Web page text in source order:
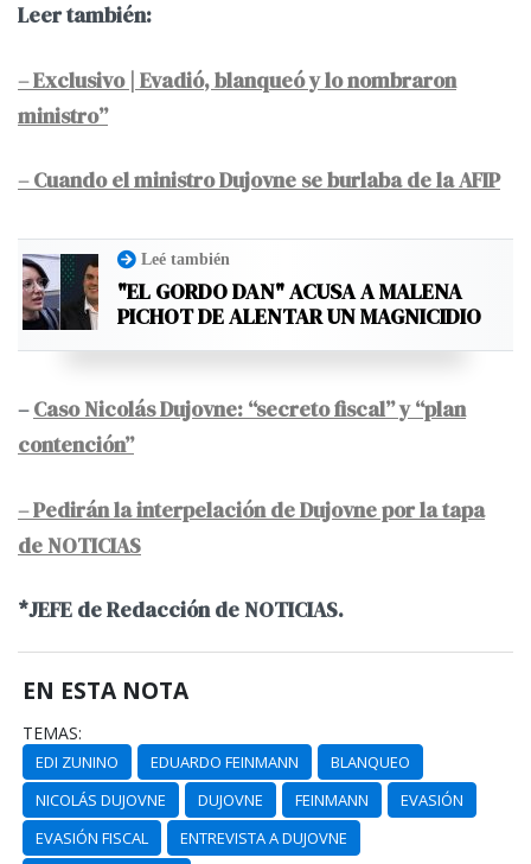
Leer también:
– Exclusivo | Evadió, blanqueó y lo nombraron
ministro”
– Cuando el ministro Dujovne se burlaba de la AFIP
Leé también
"EL GORDO DAN" ACUSA A MALENA
PICHOT DE ALENTAR UN MAGNICIDIO
–Caso Nicolás Dujovne: “secreto fiscal” y “plan
contención”
– Pedirán la interpelación de Dujovne por la tapa
de NOTICIAS
*JEFE de Redacción de NOTICIAS.
EN ESTA NOTA
TEMAS:
EDI ZUNINO EDUARDO FEINMANN
BLANQUEO
NICOLÁS DUJOVNE
DUJOVNE FEINMANN
EVASIÓN
EVASIÓN FISCAL
ENTREVISTA A DUJOVNE